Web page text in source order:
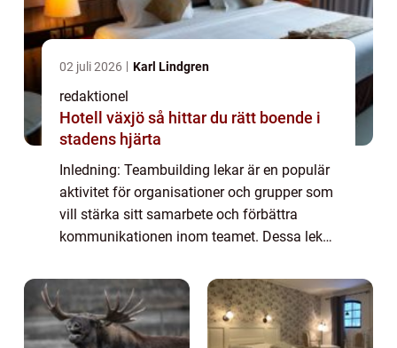
02 juli 2026 Karl Lindgren
redaktionel
Hotell växjö så hittar du rätt boende i
stadens hjärta
Inledning: Teambuilding lekar är en populär
aktivitet för organisationer och grupper som
vill stärka sitt samarbete och förbättra
kommunikationen inom teamet. Dessa lekar
förtroendet och bygga starka relatio...